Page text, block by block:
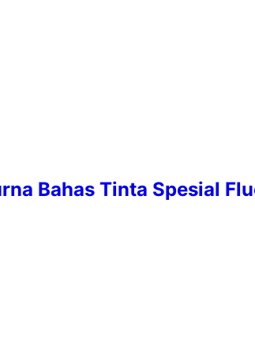
Bahas Tinta Spesial